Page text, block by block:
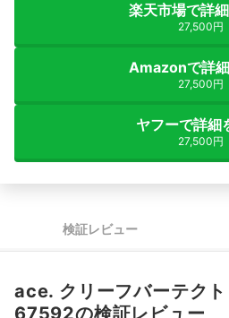
楽天市場で詳
27,500円
Amazonで詳
27,500円
ヤフーで詳細
27,500円
検証レビュー
ace. クリーフバーテク
67592の検証レビュー